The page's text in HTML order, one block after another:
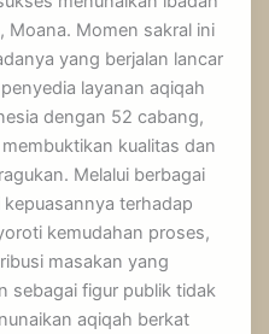
Moana. Momen sakral ini
yang berjalan lancar
layanan aqiqah
dengan 52 cabang,
kualitas dan
Melalui berbagai
terhadap
kemudahan proses,
masakan yang
sebagai figur publik tidak
aqiqah berkat